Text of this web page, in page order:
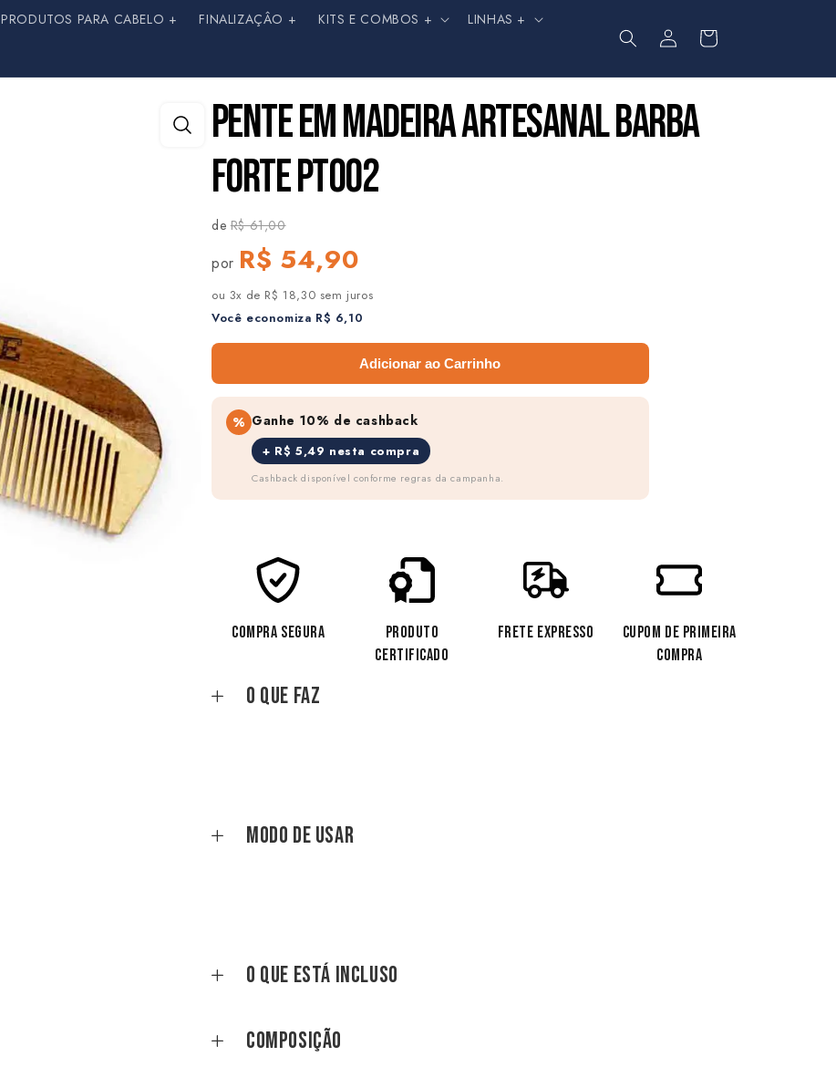
PRODUTOS PARA CABELO + FINALIZAÇÂO + KITS E COMBOS + LINHAS +
Fazer
login
Carrinho
PENTE EM MADEIRA ARTESANAL BARBA
FORTE PT002
deR$ 61,00
por R$ 54,90
ou 3x de R$ 18,30 sem juros
Você economiza R$ 6,10
Adicionar ao Carrinho
% Ganhe 10% de cashback
+ R$ 5,49 nesta compra
Cashback disponível conforme regras da campanha.
COMPRA SEGURA
PRODUTO
CERTIFICADO
FRETE EXPRESSO
CUPOM DE PRIMEIRA
COMPRA
O que faz
Modo de Usar
O que está incluso
Composição